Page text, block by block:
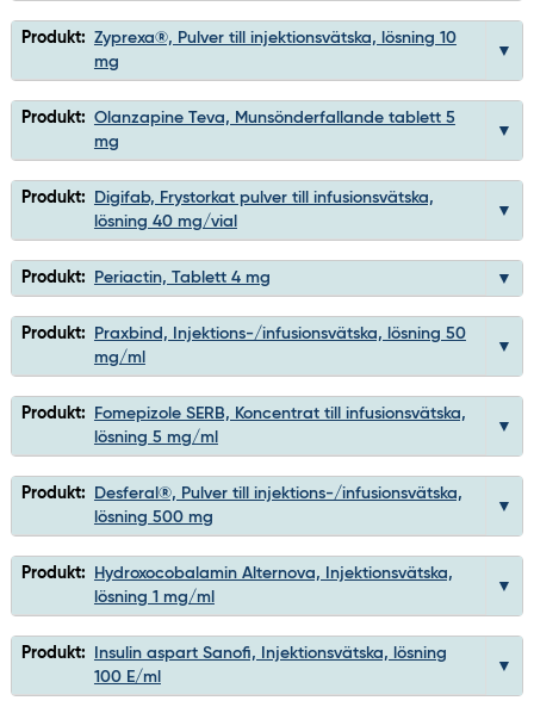
Produkt: Zyprexa®, Pulver till injektionsvätska, lösning 10
mg
Produkt: Olanzapine Teva, Munsönderfallande tablett 5
mg
Produkt:
Digifab, Frystorkat pulver till infusionsvätska,
lösning 40 mg/vial
Produkt: Periactin, Tablett 4 mg
Produkt:
Praxbind, Injektions-/infusionsvätska, lösning 50
mg/ml
Produkt:
Fomepizole SERB, Koncentrat till infusionsvätska,
lösning 5 mg/ml
Produkt:
Desferal®, Pulver till injektions-/infusionsvätska,
lösning 500 mg
Produkt:
Hydroxocobalamin Alternova, Injektionsvätska,
lösning 1 mg/ml
Produkt:
Insulin aspart Sanofi, Injektionsvätska, lösning
100 E/ml